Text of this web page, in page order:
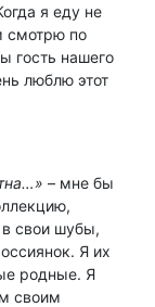
я еду не
смотрю по
гость нашего
люблю этот
– мне бы
свои шубы,
Я их
родные. Я
своим